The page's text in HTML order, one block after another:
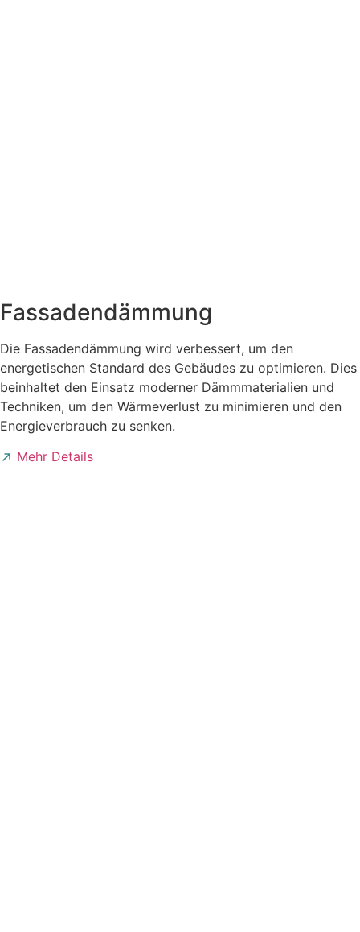
Fassadendämmung
Die Fassadendämmung wird verbessert, um den
energetischen Standard des Gebäudes zu optimieren. Dies
beinhaltet den Einsatz moderner Dämmmaterialien und
Techniken, um den Wärmeverlust zu minimieren und den
Energieverbrauch zu senken.
Mehr Details